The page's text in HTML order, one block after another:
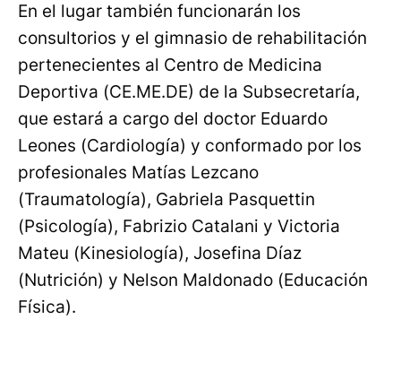
En el lugar también funcionarán los
consultorios y el gimnasio de rehabilitación
pertenecientes al Centro de Medicina
Deportiva (CE.ME.DE) de la Subsecretaría,
que estará a cargo del doctor Eduardo
Leones (Cardiología) y conformado por los
profesionales Matías Lezcano
(Traumatología), Gabriela Pasquettin
(Psicología), Fabrizio Catalani y Victoria
Mateu (Kinesiología), Josefina Díaz
(Nutrición) y Nelson Maldonado (Educación
Física).